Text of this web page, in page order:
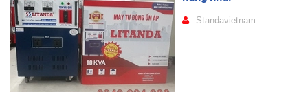
Standavietnam